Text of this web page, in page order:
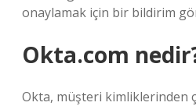
onaylamak için bir bildirim
Okta.com
Okta, müşteri kimliklerinden